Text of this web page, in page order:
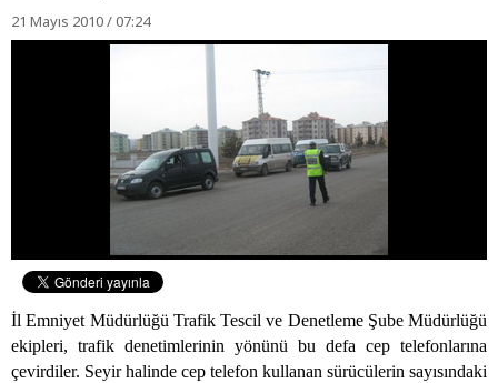
21 Mayıs 2010 / 07:24
İl Emniyet Müdürlüğü Trafik Tescil ve Denetleme Şube Müdürlüğü
ekipleri, trafik denetimlerinin yönünü bu defa cep telefonlarına
çevirdiler. Seyir halinde cep telefon kullanan sürücülerin sayısındaki